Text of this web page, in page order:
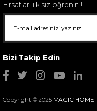
Fırsatları ilk siz öğrenin !
Bizi Takip Edin
Copyright © 2025 MAGIC HOME